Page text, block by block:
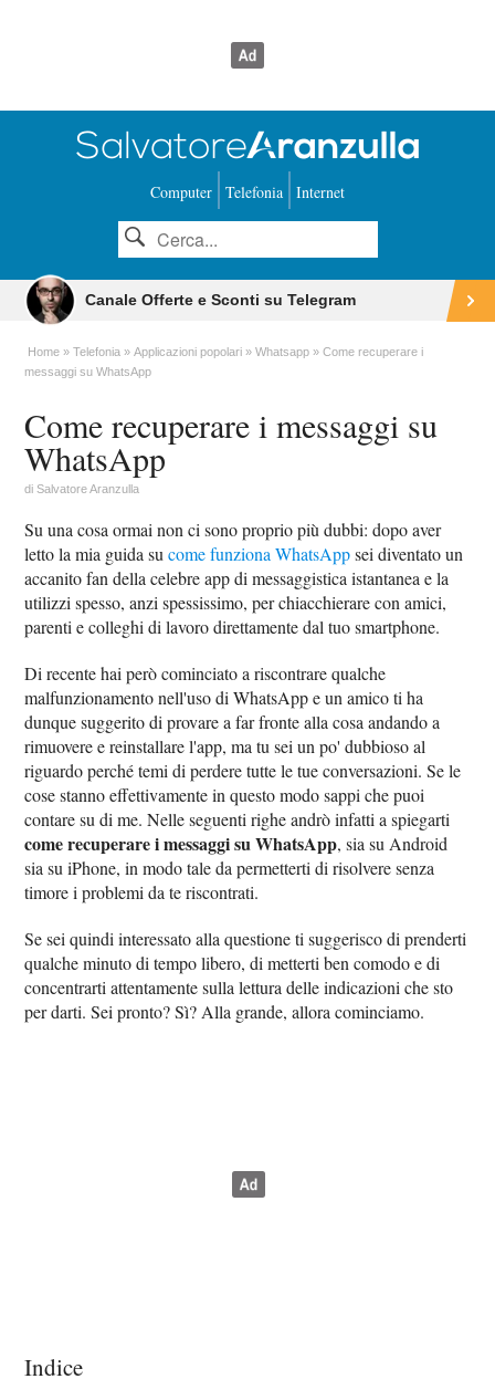
Computer Telefonia Internet
Canale Offerte e Sconti su Telegram
Home Telefonia Applicazioni popolari Whatsapp
Come recuperare i
messaggi su WhatsApp
Come recuperare i messaggi su
WhatsApp
diSalvatore Aranzulla
Su una cosa ormai non ci sono proprio più dubbi: dopo aver
letto la mia guida sucome funziona WhatsAppsei diventato un
accanito fan della celebre app di messaggistica istantanea e la
utilizzi spesso, anzi spessissimo, per chiacchierare con amici,
parenti e colleghi di lavoro direttamente dal tuo smartphone.
Di recente hai però cominciato a riscontrare qualche
malfunzionamento nell'uso di WhatsApp e un amico ti ha
dunque suggerito di provare a far fronte alla cosa andando a
rimuovere e reinstallare l'app, ma tu sei un po' dubbioso al
riguardo perché temi di perdere tutte le tue conversazioni. Se le
cose stanno effettivamente in questo modo sappi che puoi
contare su di me. Nelle seguenti righe andrò infatti a spiegarti
come recuperare i messaggi su WhatsApp, sia su Android
sia su iPhone, in modo tale da permetterti di risolvere senza
timore i problemi da te riscontrati.
Se sei quindi interessato alla questione ti suggerisco di prenderti
qualche minuto di tempo libero, di metterti ben comodo e di
concentrarti attentamente sulla lettura delle indicazioni che sto
per darti. Sei pronto? Sì? Alla grande, allora cominciamo.
Indice